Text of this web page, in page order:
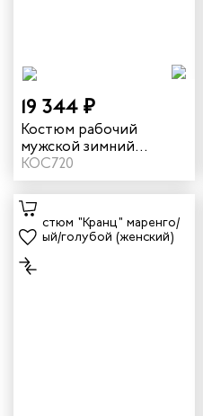
19 344 ₽
Костюм рабочий
мужской зимний
"Кранц-Норд" 4 и
особый климатический
пояс цвет маренго/
черный/голубой
КОС720